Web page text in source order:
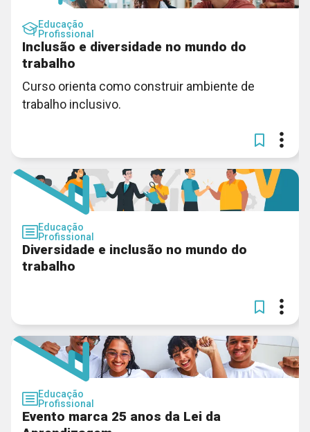
Educação
Profissional
Inclusão e diversidade no mundo do
trabalho
Curso orienta como construir ambiente de
trabalho inclusivo.
Educação
Profissional
Diversidade e inclusão no mundo do
trabalho
Educação
Profissional
Evento marca 25 anos da Lei da